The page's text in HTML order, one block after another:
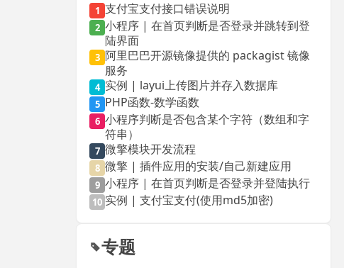
1 支付宝支付接口错误说明
2 小程序 | 在首页判断是否登录并跳转到登
陆界面
3 阿里巴巴开源镜像提供的 packagist 镜像
服务
4 实例 | layui上传图片并存入数据库
5 PHP函数-数学函数
6 小程序判断是否包含某个字符（数组和字
符串）
7 微擎模块开发流程
8 微擎 | 插件应用的安装/自己新建应用
9 小程序 | 在首页判断是否登录并登陆执行
10 实例 | 支付宝支付(使用md5加密)
专题